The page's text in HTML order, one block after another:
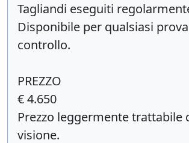
Tagliandi eseguiti
Disponibile per qualsiasi
controllo.
PREZZO
€ 4.650
Prezzo leggermente trattabile
visione.